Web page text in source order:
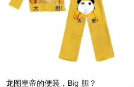
龙图皇帝的便装，Big 胆？